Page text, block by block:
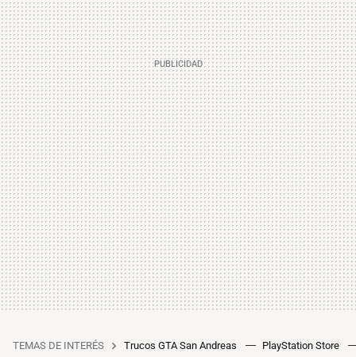
TEMAS DE INTERÉS Trucos GTA San Andreas PlayStation Store